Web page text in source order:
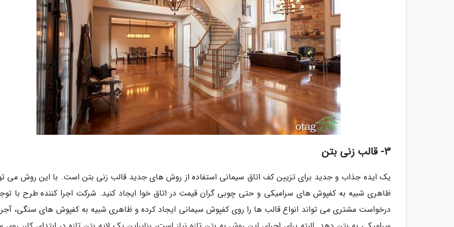
3- قالب زنی بتن
یک ایده جذاب و جدید برای تزیین کف اتاق سیمانی استفاده از روش های جدید قالب زنی بتن است. با این روش می
ظاهری شبیه به کفپوش های سرامیکی و حتی چوبی گران قیمت در اتاق خوا ایجاد کنید. شرکت اجرا کننده طرح با
درخواست مشتری می تواند انواع قالب ها را روی کفپوش سیمانی ایجاد کرده و ظاهری شبیه به کفپوش های سنگی،